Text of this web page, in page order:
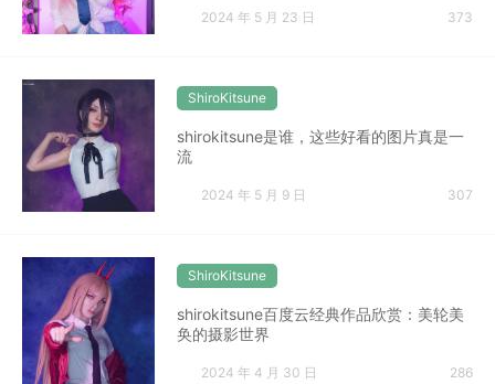
2024 年 5 月 23 日 373
ShiroKitsune
shirokitsune是谁，这些好看的图片真是一
流
2024 年 5 月 9 日 307
ShiroKitsune
shirokitsune百度云经典作品欣赏：美轮美
奂的摄影世界
2024 年 4 月 30 日 286